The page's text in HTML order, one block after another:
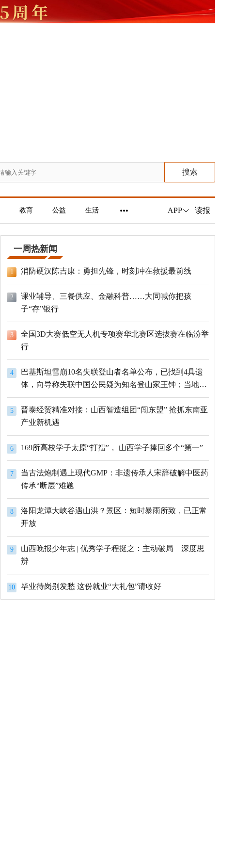
搜索
教育 公益 生活 APP 读报
一周热新闻
1 消防硬汉陈吉康：勇担先锋，时刻冲在救援最前线
2
课业辅导、三餐供应、金融科普……大同喊你把孩
子“存”银行
3
全国3D大赛低空无人机专项赛华北赛区选拔赛在临汾举
行
4
巴基斯坦雪崩10名失联登山者名单公布，已找到4具遗
体，向导称失联中国公民疑为知名登山家王钟；当地官
员：已定位到3个追踪器
5
晋泰经贸精准对接：山西智造组团“闯东盟” 抢抓东南亚
产业新机遇
6 169所高校学子太原“打擂”， 山西学子捧回多个“第一”
7
当古法炮制遇上现代GMP：非遗传承人宋辞破解中医药
传承“断层”难题
8
洛阳龙潭大峡谷遇山洪？景区：短时暴雨所致，已正常
开放
9
山西晚报少年志 | 优秀学子程挺之：主动破局 深度思
辨
10 毕业待岗别发愁 这份就业“大礼包”请收好